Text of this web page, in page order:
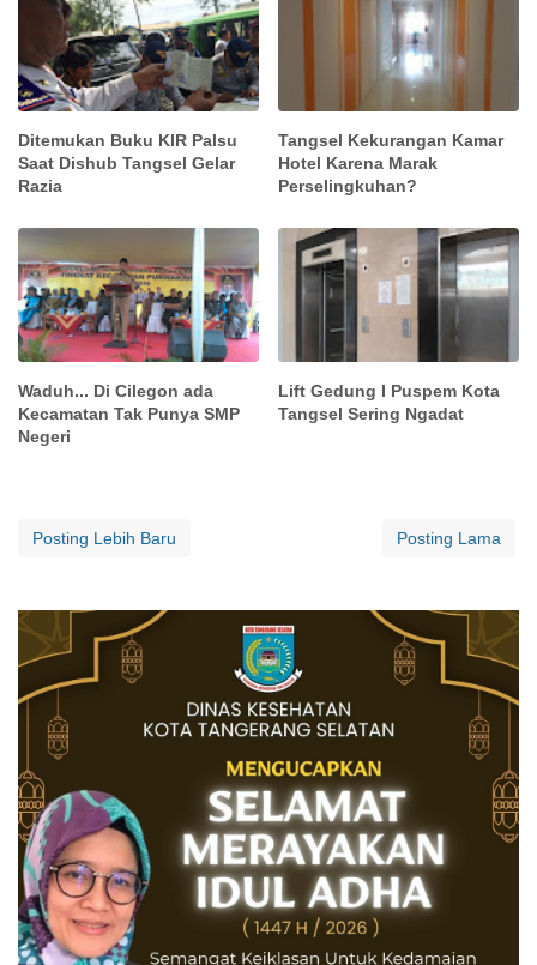
Ditemukan Buku KIR Palsu
Saat Dishub Tangsel Gelar
Razia
Tangsel Kekurangan Kamar
Hotel Karena Marak
Perselingkuhan?
Waduh... Di Cilegon ada
Kecamatan Tak Punya SMP
Negeri
Lift Gedung I Puspem Kota
Tangsel Sering Ngadat
Posting Lebih Baru Posting Lama